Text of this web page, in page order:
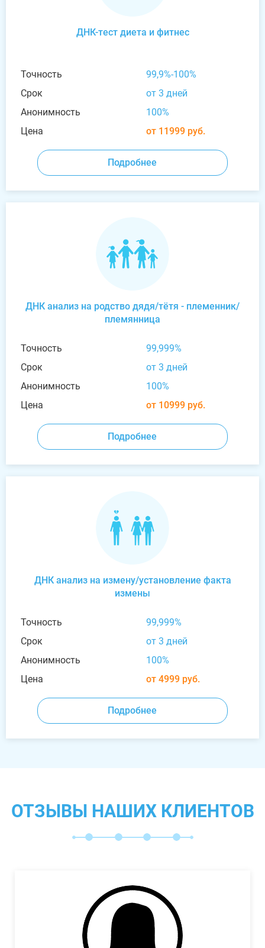
ДНК-тест диета и фитнес
Точность
99,9%-100%
Срок
от 3 дней
Анонимность
100%
Цена
от 11999 руб.
Подробнее
ДНК анализ на родство дядя/тётя - племенник/
племянница
Точность
99,999%
Срок
от 3 дней
Анонимность
100%
Цена
от 10999 руб.
Подробнее
ДНК анализ на измену/установление факта
измены
Точность
99,999%
Срок
от 3 дней
Анонимность
100%
Цена
от 4999 руб.
Подробнее
ОТЗЫВЫ НАШИХ КЛИЕНТОВ